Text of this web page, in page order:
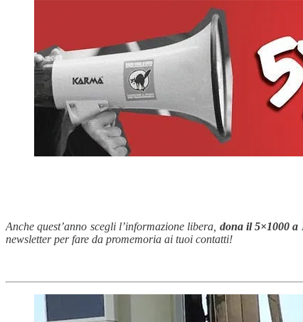
Anche quest’anno scegli l’informazione libera, dona il 5×1000 a
newsletter per fare da promemoria ai tuoi contatti!